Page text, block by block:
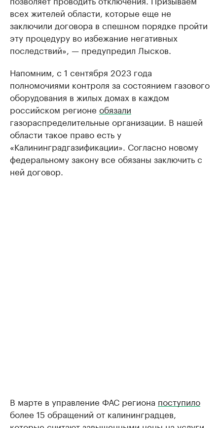
всех жителей области, которые еще не
заключили договора в спешном порядке пройти
эту процедуру во избежание негативных
последствий», — предупредил Лысков.
Напомним, с 1 сентября 2023 года
полномочиями контроля за состоянием газового
оборудования в жилых домах в каждом
российском регионе обязали
газораспределительные организации. В нашей
области такое право есть у
«Калининградгазификации». Согласно новому
федеральному закону все обязаны заключить с
ней договор.
В марте в управление ФАС региона поступило
более 15 обращений от калининградцев,